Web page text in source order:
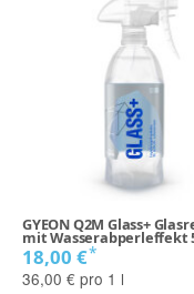
GYEON Q2M Glass+
mit Wasserabperleffekt
18,00 €*
36,00 € pro 1 l